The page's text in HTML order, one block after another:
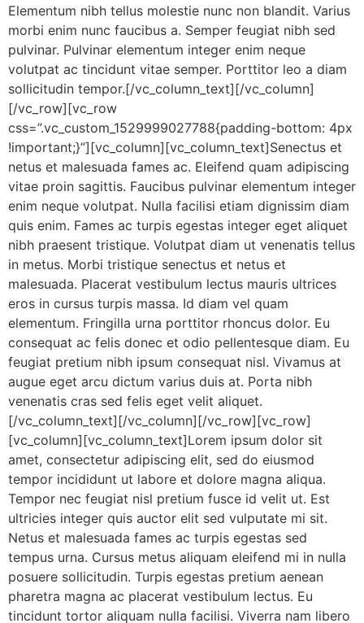
Elementum nibh tellus molestie nunc non blandit. Varius
morbi enim nunc faucibus a. Semper feugiat nibh sed
pulvinar. Pulvinar elementum integer enim neque
volutpat ac tincidunt vitae semper. Porttitor leo a diam
sollicitudin tempor.[/vc_column_text][/vc_column]
[/vc_row][vc_row
css=”.vc_custom_1529999027788{padding-bottom: 4px
!important;}”][vc_column][vc_column_text]Senectus et
netus et malesuada fames ac. Eleifend quam adipiscing
vitae proin sagittis. Faucibus pulvinar elementum integer
enim neque volutpat. Nulla facilisi etiam dignissim diam
quis enim. Fames ac turpis egestas integer eget aliquet
nibh praesent tristique. Volutpat diam ut venenatis tellus
in metus. Morbi tristique senectus et netus et
malesuada. Placerat vestibulum lectus mauris ultrices
eros in cursus turpis massa. Id diam vel quam
elementum. Fringilla urna porttitor rhoncus dolor. Eu
consequat ac felis donec et odio pellentesque diam. Eu
feugiat pretium nibh ipsum consequat nisl. Vivamus at
augue eget arcu dictum varius duis at. Porta nibh
venenatis cras sed felis eget velit aliquet.
[/vc_column_text][/vc_column][/vc_row][vc_row]
[vc_column][vc_column_text]Lorem ipsum dolor sit
amet, consectetur adipiscing elit, sed do eiusmod
tempor incididunt ut labore et dolore magna aliqua.
Tempor nec feugiat nisl pretium fusce id velit ut. Est
ultricies integer quis auctor elit sed vulputate mi sit.
Netus et malesuada fames ac turpis egestas sed
tempus urna. Cursus metus aliquam eleifend mi in nulla
posuere sollicitudin. Turpis egestas pretium aenean
pharetra magna ac placerat vestibulum lectus. Eu
tincidunt tortor aliquam nulla facilisi. Viverra nam libero